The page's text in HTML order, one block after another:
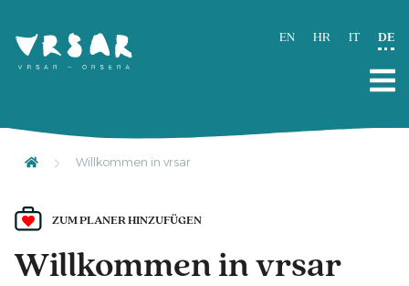
EN HR IT DE
Willkommen in vrsar
ZUM PLANER HINZUFÜGEN
Willkommen in vrsar